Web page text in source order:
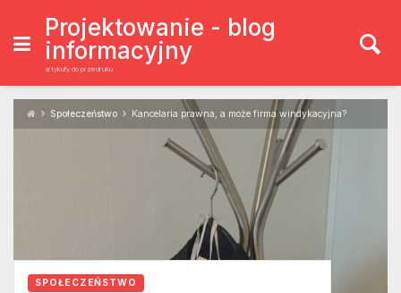
content
Projektowanie - blog
informacyjny
artykuły do przedruku
Społeczeństwo Kancelaria prawna, a może firma windykacyjna?
SPOŁECZEŃSTWO